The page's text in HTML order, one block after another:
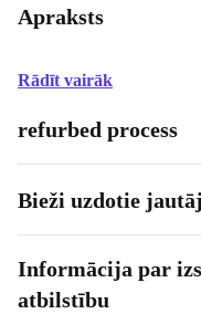
Apraksts
Rādīt vairāk
refurbed process
Bieži uzdotie
Informācija par
atbilstību